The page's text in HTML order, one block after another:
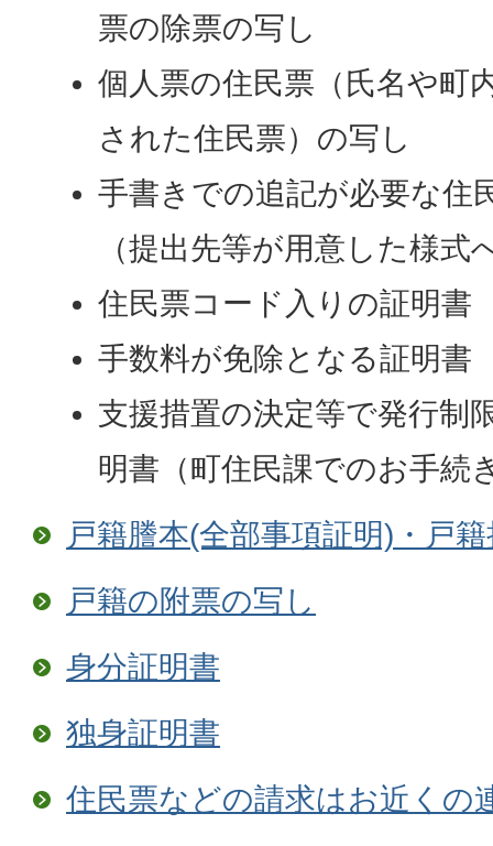
票の除票の写し
個人票の住民票（氏名や町
された住民票）の写し
手書きでの追記が必要な住
（提出先等が用意した様式
住民票コード入りの証明書
手数料が免除となる証明書
支援措置の決定等で発行制
明書（町住民課でのお手続
戸籍謄本(全部事項証明)・戸
戸籍の附票の写し
身分証明書
独身証明書
住民票などの請求はお近くの